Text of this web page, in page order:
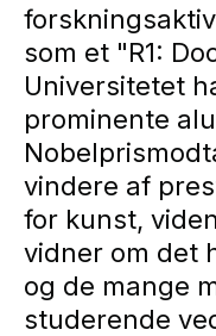
som et "R1:
Universitetet
prominente
vindere af
for kunst,
vidner om det
og de mange
studerende